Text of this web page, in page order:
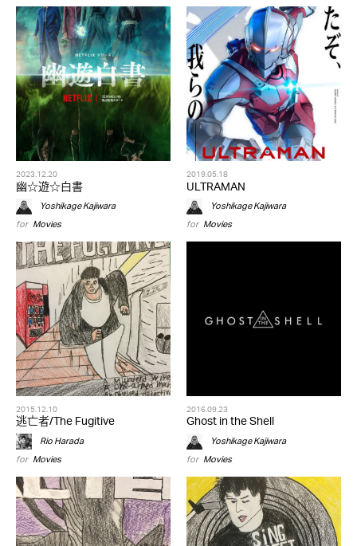
2023.12.20
幽☆遊☆白書
Yoshikage Kajiwara
for Movies
2019.05.18
ULTRAMAN
Yoshikage Kajiwara
for Movies
2015.12.10
逃亡者/The Fugitive
Rio Harada
for Movies
2016.09.23
Ghost in the Shell
Yoshikage Kajiwara
for Movies